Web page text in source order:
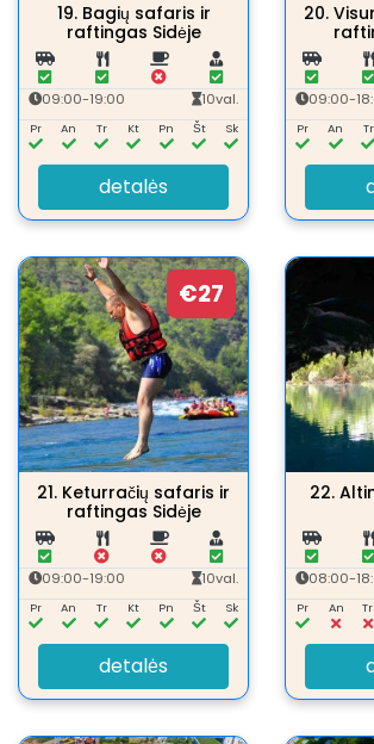
19. Bagių safaris ir
raftingas Sidėje
09:00-19:00 10val.
Pr An Tr Kt Pn Št Sk
detalės
20.
09:00-
Pr An Tr
€27
21. Keturračių safaris ir
raftingas Sidėje
09:00-19:00 10val.
Pr An Tr Kt Pn Št Sk
detalės
22.
08:00-
Pr An Tr